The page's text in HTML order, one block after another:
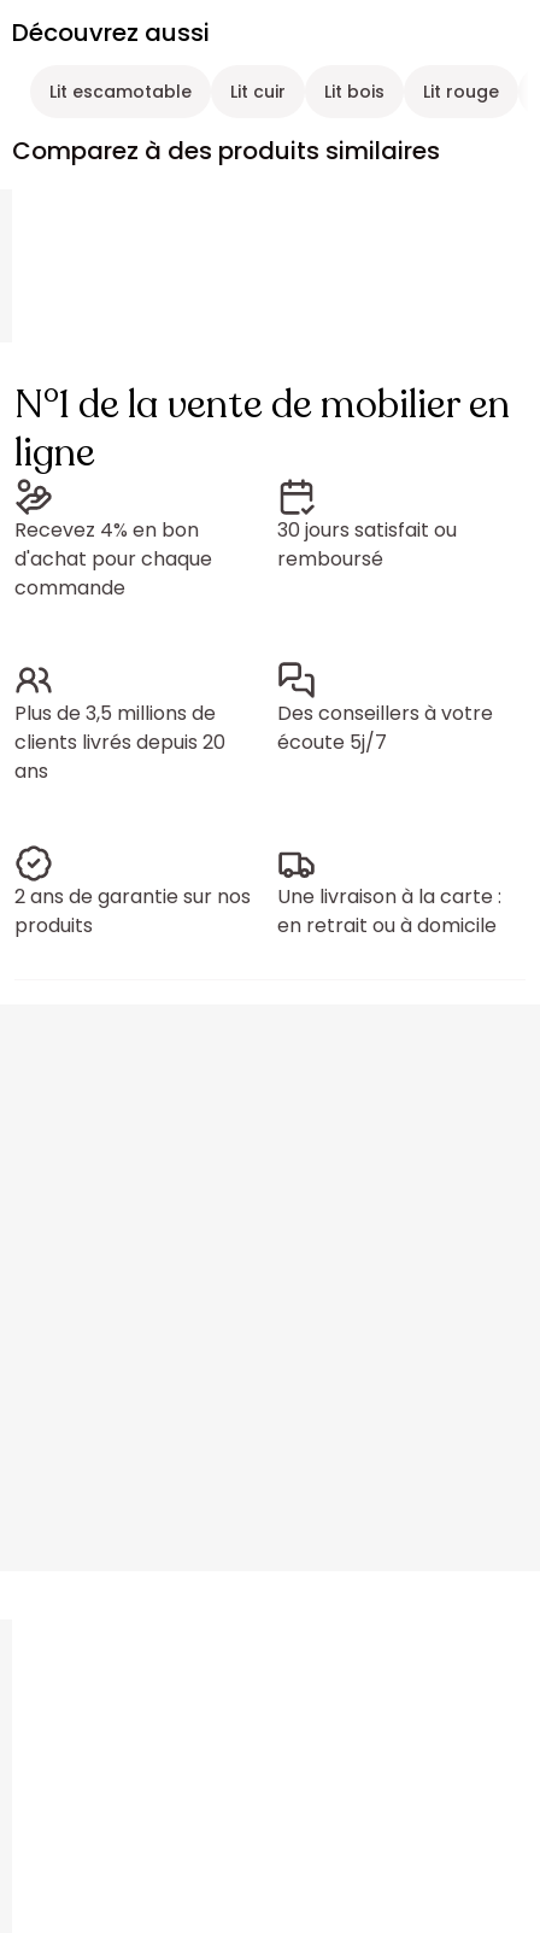
Découvrez aussi
Lit escamotable Lit cuir Lit bois Lit rouge
Comparez à des produits similaires
N°1 de la vente de mobilier en
ligne
Recevez 4% en bon
d'achat pour chaque
commande
30 jours satisfait ou
remboursé
Plus de 3,5 millions de
clients livrés depuis 20
ans
Des conseillers à votre
écoute 5j/7
2 ans de garantie sur nos
produits
Une livraison à la carte :
en retrait ou à domicile